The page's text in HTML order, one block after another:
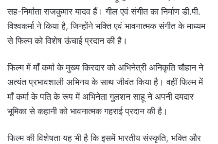
सह-निर्माता राजकुमार यादव हैं। गील एवं संगीत का निर्माण डी.पी.
विश्वकर्मा ने किया है, जिन्होंने भक्ति एवं भावनात्मक संगीत के माध्यम
से फिल्म को विशेष ऊंचाई प्रदान की है।
फिल्म में माँ कर्मा के मुख्य किरदार को अभिनेत्री अनिकृति चौहान ने
अत्यंत प्रभावशाली अभिनय के साथ जीवंत किया है। वहीं फिल्म में
माँ कर्मा के पति के रूप में अभिनेता गुलशन साहू ने अपनी दमदार
भूमिका से कहानी को भावनात्मक गहराई प्रदान की है।
फिल्म की विशेषता यह भी है कि इसमें भारतीय संस्कृति, भक्ति और